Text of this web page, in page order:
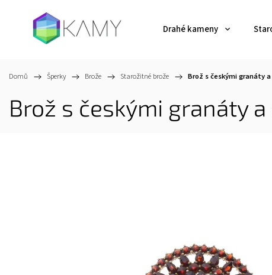
Drahé kameny
Domů / Šperky / Brože / Starožitné brože / Brož s českými granáty
Brož s českými granáty